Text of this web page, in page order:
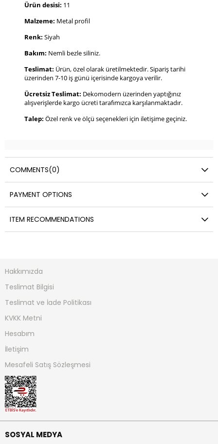
Ürün desisi: 11
Malzeme: Metal profil
Renk: Siyah
Bakım: Nemli bezle siliniz.
Teslimat: Ürün, özel olarak üretilmektedir. Sipariş tarihi
üzerinden 7-10 iş günü içerisinde kargoya verilir.
Ücretsiz Teslimat: Dekomodern üzerinden yaptığınız
alışverişlerde kargo ücreti tarafımızca karşılanmaktadır.
Talep: Özel renk ve ölçü seçenekleri için iletişime geçiniz.
COMMENTS(0)
PAYMENT OPTIONS
ITEM RECOMMENDATIONS
Hakkımızda
Teslimat Bilgisi
Teslimat ve İade Politikası
KVKK Metni
Hesabım
İletişim
Mesafeli Satış Sözleşmesi
SOSYAL MEDYA